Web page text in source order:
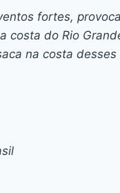
fortes,
do Rio
na costa desses